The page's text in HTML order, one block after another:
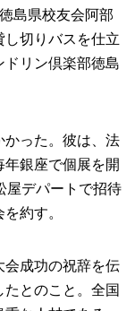
島県校友会阿部
切りバスを仕立
リン倶楽部徳島
かった。彼は、法
銀座で個展を開
屋デパートで招待
約す。
会成功の祝辞を伝
とのこと。全国